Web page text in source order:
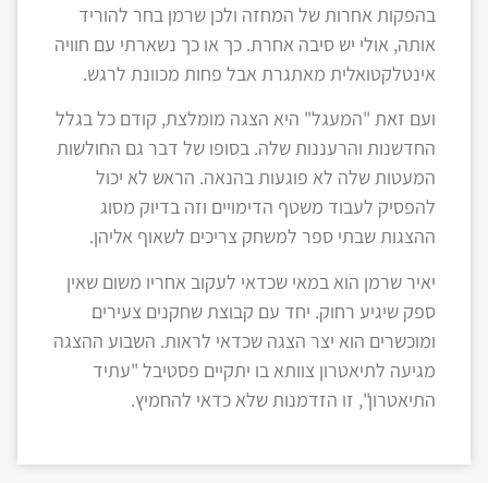
בהפקות אחרות של המחזה ולכן שרמן בחר להוריד
אותה, אולי יש סיבה אחרת. כך או כך נשארתי עם חוויה
אינטלקטואלית מאתגרת אבל פחות מכוונת לרגש.
ועם זאת "המעגל" היא הצגה מומלצת, קודם כל בגלל
החדשנות והרעננות שלה. בסופו של דבר גם החולשות
המעטות שלה לא פוגעות בהנאה. הראש לא יכול
להפסיק לעבוד משטף הדימויים וזה בדיוק מסוג
ההצגות שבתי ספר למשחק צריכים לשאוף אליהן.
יאיר שרמן הוא במאי שכדאי לעקוב אחריו משום שאין
ספק שיגיע רחוק. יחד עם קבוצת שחקנים צעירים
ומוכשרים הוא יצר הצגה שכדאי לראות. השבוע ההצגה
מגיעה לתיאטרון צוותא בו יתקיים פסטיבל "עתיד
התיאטרון", זו הזדמנות שלא כדאי להחמיץ.